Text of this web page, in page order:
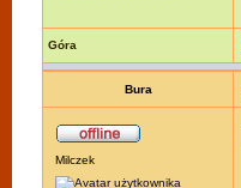
Góra
Bura
Milczek